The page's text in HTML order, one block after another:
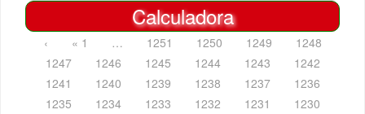
Calculadora
‹ « 1 … 1251 1250 1249
1248
1247
1246 1245 1244 1243
1242
1241
1240 1239 1238 1237
1236
1235
1234 1233 1232 1231
1230